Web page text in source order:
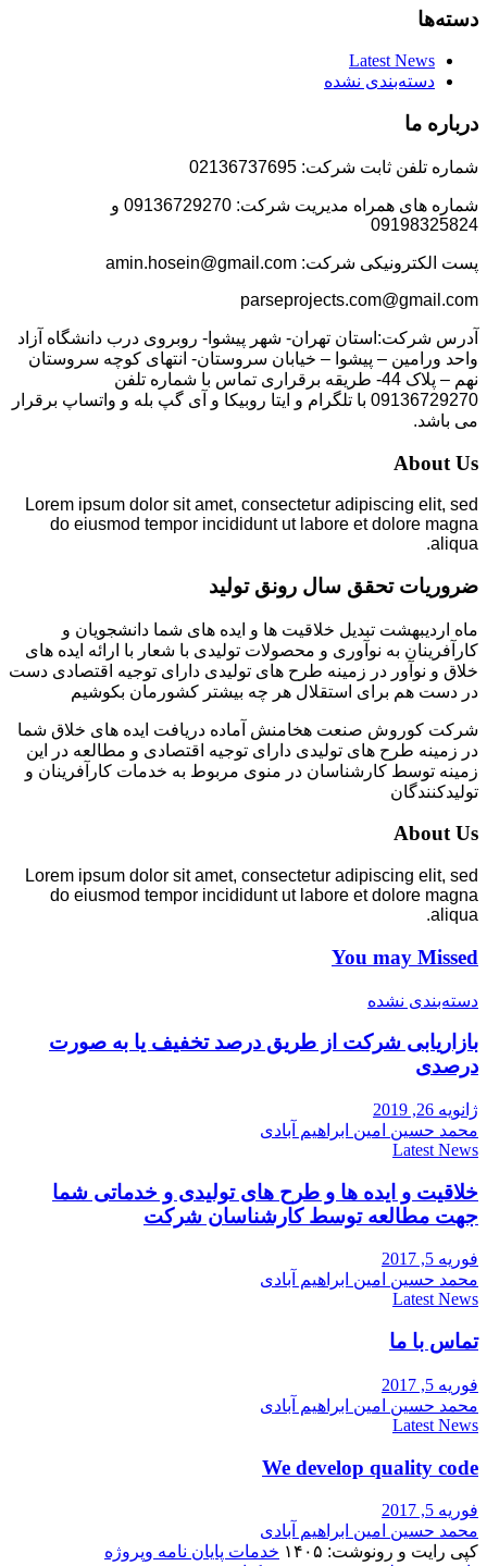
دسته‌ها
Latest News
دسته‌بندی نشده
درباره ما
شماره تلفن ثابت شرکت: 02136737695
شماره های همراه مدیریت شرکت: 09136729270 و
09198325824
پست الکترونیکی شرکت: amin.hosein@gmail.com
parseprojects.com@gmail.com
آدرس شرکت:استان تهران- شهر پیشوا- روبروی درب دانشگاه آزاد
واحد ورامین – پیشوا – خیابان سروستان- انتهای کوچه سروستان
نهم – پلاک 44- طریقه برقراری تماس با شماره تلفن
09136729270 با تلگرام و ایتا روبیکا و آی گپ بله و واتساپ برقرار
می باشد.
About Us
Lorem ipsum dolor sit amet, consectetur adipiscing elit, sed
do eiusmod tempor incididunt ut labore et dolore magna
aliqua.
ضروریات تحقق سال رونق تولید
ماه اردیبهشت تبدیل خلاقیت ها و ایده های شما دانشجویان و
کارآفرینان به نوآوری و محصولات تولیدی با شعار با ارائه ایده های
خلاق و نوآور در زمینه طرح های تولیدی دارای توجیه اقتصادی دست
در دست هم برای استقلال هر چه بیشتر کشورمان بکوشیم
شرکت کوروش صنعت هخامنش آماده دریافت ایده های خلاق شما
در زمینه طرح های تولیدی دارای توجیه اقتصادی و مطالعه در این
زمینه توسط کارشناسان در منوی مربوط به خدمات کارآفرینان و
تولیدکنندگان
About Us
Lorem ipsum dolor sit amet, consectetur adipiscing elit, sed
do eiusmod tempor incididunt ut labore et dolore magna
aliqua.
You may Missed
دسته‌بندی نشده
بازاریابی شرکت از طریق درصد تخفیف یا به صورت
درصدی
ژانویه 26, 2019
محمد حسین امین ابراهیم آبادی
Latest News
خلاقیت و ایده ها و طرح های تولیدی و خدماتی شما
جهت مطالعه توسط کارشناسان شرکت
فوریه 5, 2017
محمد حسین امین ابراهیم آبادی
Latest News
تماس با ما
فوریه 5, 2017
محمد حسین امین ابراهیم آبادی
Latest News
We develop quality code
فوریه 5, 2017
محمد حسین امین ابراهیم آبادی
کپی رایت و رونوشت: ۱۴۰۵
خدمات پایان نامه وپروژه